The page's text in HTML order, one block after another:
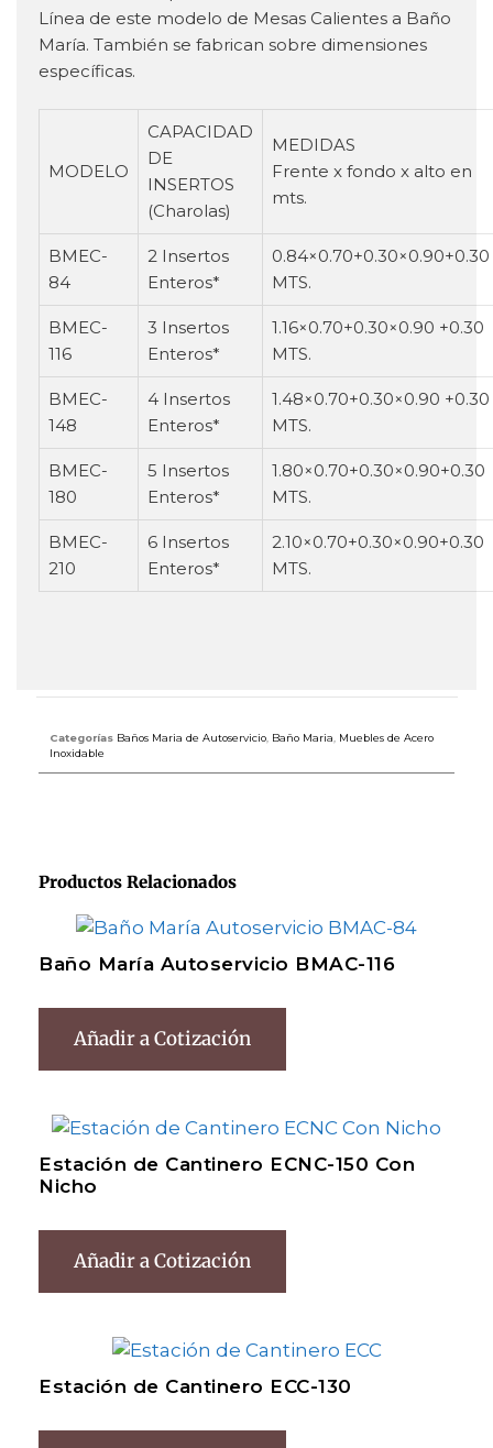
Línea de este modelo de Mesas Calientes a Baño
María. También se fabrican sobre dimensiones
específicas.
MODELO
CAPACIDAD
DE
INSERTOS
(Charolas)
MEDIDAS
Frente x fondo x alto en
mts.
BMEC-
84
2 Insertos
Enteros*
0.84×0.70+0.30×0.90+0.30
MTS.
BMEC-
116
3 Insertos
Enteros*
1.16×0.70+0.30×0.90 +0.30
MTS.
BMEC-
148
4 Insertos
Enteros*
1.48×0.70+0.30×0.90 +0.30
MTS.
BMEC-
180
5 Insertos
Enteros*
1.80×0.70+0.30×0.90+0.30
MTS.
BMEC-
210
6 Insertos
Enteros*
2.10×0.70+0.30×0.90+0.30
MTS.
Categorías Baños Maria de Autoservicio Baño Maria
Muebles de Acero
Inoxidable
Productos Relacionados
Baño María Autoservicio BMAC-116
Añadir a Cotización
Estación de Cantinero ECNC-150 Con
Nicho
Añadir a Cotización
Estación de Cantinero ECC-130